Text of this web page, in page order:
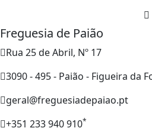
Freguesia de Paião
Rua 25 de Abril, Nº 17
3090 - 495 - Paião - Figueira da
geral@freguesiadepaiao.pt
+351 233 940 910*